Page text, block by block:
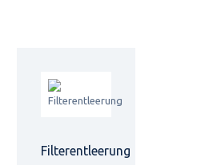
Filterentleerung